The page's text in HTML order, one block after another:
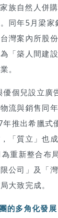
族自然人併
同年5月梁家
灣案內所股
「築人間建
。
個兒設立廣
流與銷售同
推出希臘式
「質立」也
重新整合布
公司」及「
大致完成。
的多角化發